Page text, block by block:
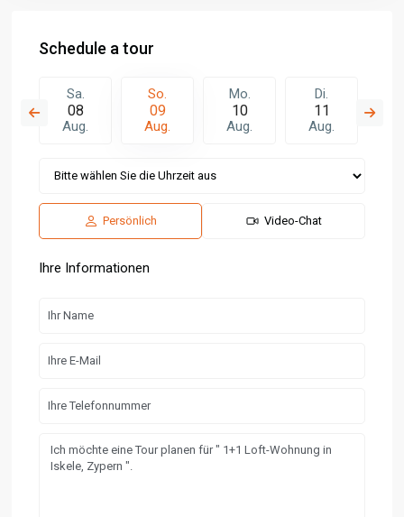
Schedule a tour
Sa.
08
Aug.
So.
09
Aug.
Mo.
10
Aug.
Di.
11
Aug.
Persönlich Video-Chat
Ihre Informationen